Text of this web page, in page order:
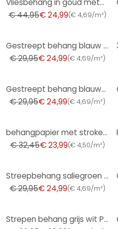
Vliesbehang in goud metallic zwart - Scandinavische akoestische houten panelen luxe behang
€ 44,95€ 24,99(€ 4,69/m²)
Gestreept behang blauw lichtgrijs - Vliesbehang met textielstructuur modern & maritiem
€ 29,95€ 24,99(€ 4,69/m²)
Gestreept behang blauw-groen-lichtblauw - Vliesbehang met textuur in maritieme stijl
€ 29,95€ 24,99(€ 4,69/m²)
behangpapier met stroken Erismann Versailles beige, roze
€ 32,45€ 23,99(€ 4,50/m²)
Streepbehang saliegroen wit grijs - Vliesbehang met fijne textuur modern
€ 29,95€ 24,99(€ 4,69/m²)
Strepen behang grijs wit PVC-vrij - vliesbehang streepjes van A.S. Création 386653